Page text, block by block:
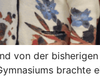
von der
brachte